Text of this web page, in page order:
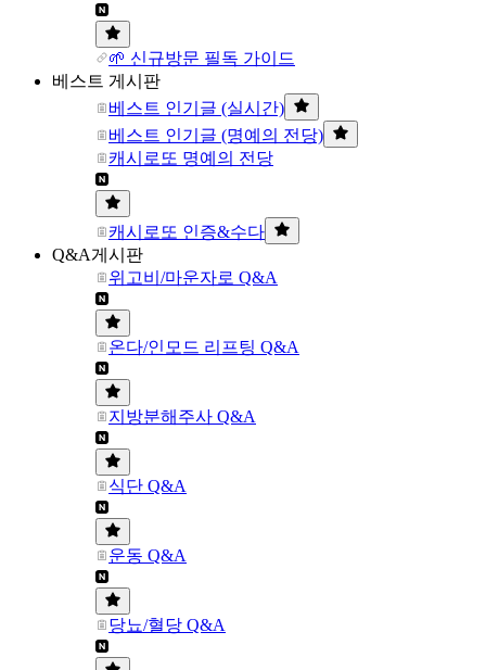
🌱 신규방문 필독 가이드
베스트 게시판
베스트 인기글 (실시간)
베스트 인기글 (명예의 전당)
캐시로또 명예의 전당
캐시로또 인증&수다
Q&A게시판
위고비/마운자로 Q&A
온다/인모드 리프팅 Q&A
지방분해주사 Q&A
식단 Q&A
운동 Q&A
당뇨/혈당 Q&A